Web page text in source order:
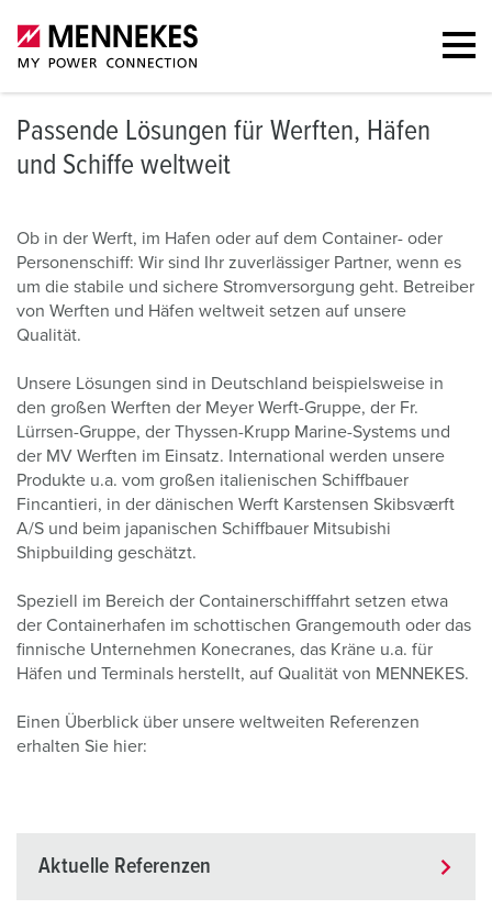
Passende Lösungen für Werften, Häfen
und Schiffe weltweit
Ob in der Werft, im Hafen oder auf dem Container- oder
Personenschiff: Wir sind Ihr zuverlässiger Partner, wenn es
um die stabile und sichere Stromversorgung geht. Betreiber
von Werften und Häfen weltweit setzen auf unsere
Qualität.
Unsere Lösungen sind in Deutschland beispielsweise in
den großen Werften der Meyer Werft-Gruppe, der Fr.
Lürrsen-Gruppe, der Thyssen-Krupp Marine-Systems und
der MV Werften im Einsatz. International werden unsere
Produkte u.a. vom großen italienischen Schiffbauer
Fincantieri, in der dänischen Werft Karstensen Skibsværft
A/S und beim japanischen Schiffbauer Mitsubishi
Shipbuilding geschätzt.
Speziell im Bereich der Containerschifffahrt setzen etwa
der Containerhafen im schottischen Grangemouth oder das
finnische Unternehmen Konecranes, das Kräne u.a. für
Häfen und Terminals herstellt, auf Qualität von MENNEKES.
Einen Überblick über unsere weltweiten Referenzen
erhalten Sie hier:
Aktuelle Referenzen